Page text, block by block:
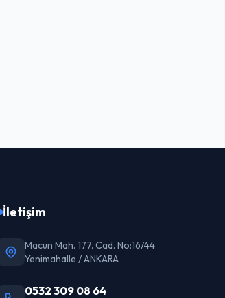
İletişim
Macun Mah. 177. Cad. No:16/44
Yenimahalle / ANKARA
0532 309 08 64